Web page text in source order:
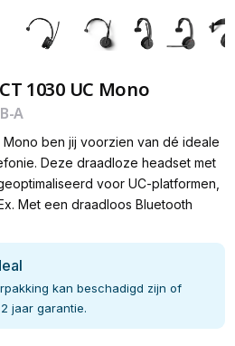
1030 UC Mono
A
Mono ben jij voorzien van dé ideale
Deze draadloze headset met
voor UC-platformen,
Met een draadloos Bluetooth
kan beschadigd zijn of
jaar garantie.